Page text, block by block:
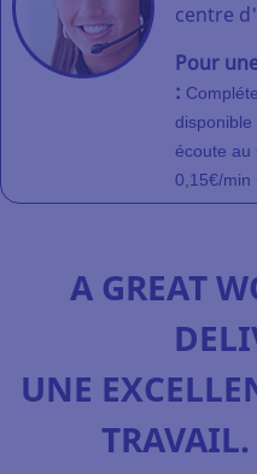
centre
Pour
:
disponible
écoute au
0,15€/min
A GREAT
UNE